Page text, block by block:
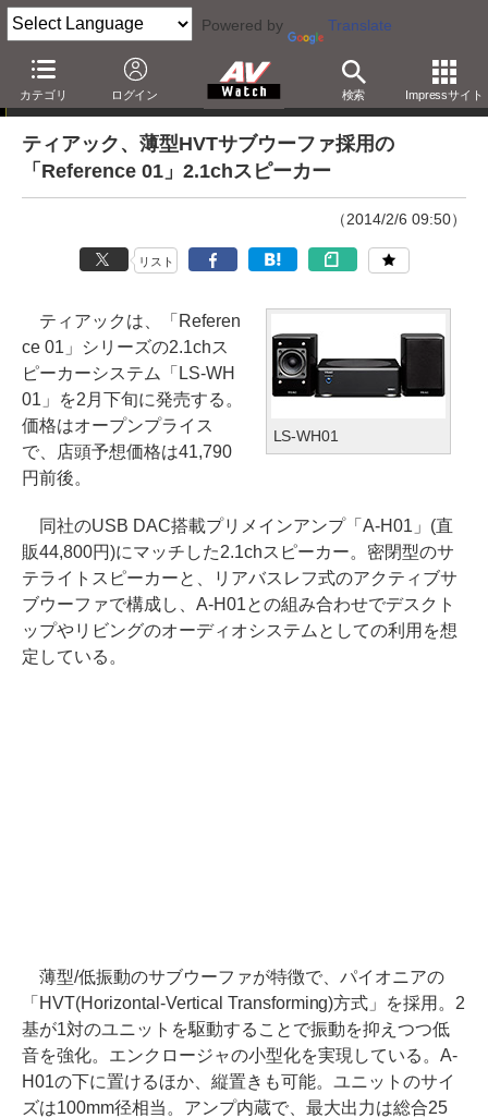
Powered by Translate
カテゴリ ログイン 検索 Impressサイト
ニュース
ティアック、薄型HVTサブウーファ採用の
「Reference 01」2.1chスピーカー
（2014/2/6 09:50）
リスト
LS-WH01
ティアックは、「Referen
ce 01」シリーズの2.1chス
ピーカーシステム「LS-WH
01」を2月下旬に発売する。
価格はオープンプライス
で、店頭予想価格は41,790
円前後。
同社のUSB DAC搭載プリメインアンプ「A-H01」(直
販44,800円)にマッチした2.1chスピーカー。密閉型のサ
テライトスピーカーと、リアバスレフ式のアクティブサ
ブウーファで構成し、A-H01との組み合わせでデスクト
ップやリビングのオーディオシステムとしての利用を想
定している。
薄型/低振動のサブウーファが特徴で、パイオニアの
「HVT(Horizontal-Vertical Transforming)方式」を採用。2
基が1対のユニットを駆動することで振動を抑えつつ低
音を強化。エンクロージャの小型化を実現している。A-
H01の下に置けるほか、縦置きも可能。ユニットのサイ
ズは100mm径相当。アンプ内蔵で、最大出力は総合25